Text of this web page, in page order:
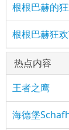
根根巴赫的
根根巴赫狂
热点内容
王者之鹰
海德堡